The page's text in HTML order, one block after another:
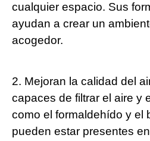
cualquier espacio. Sus
ayudan a crear un
acogedor.
2. Mejoran la calidad del
capaces de filtrar el aire y
como el formaldehído y el
pueden estar presentes